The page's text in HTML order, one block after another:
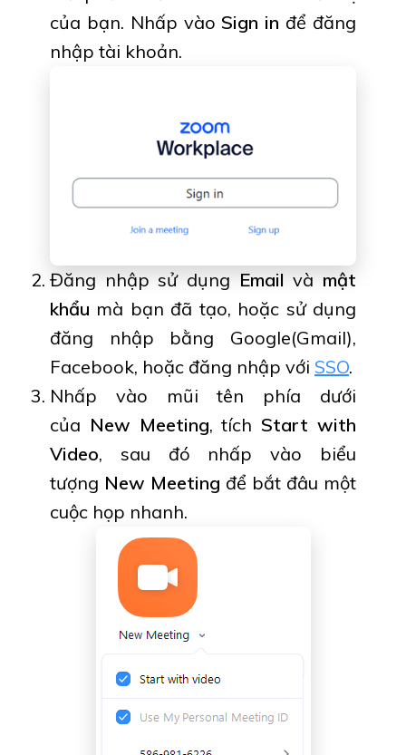
của bạn. Nhấp vào Sign in để đăng
nhập tài khoản.
Đăng nhập sử dụng Email vàmật
khẩu mà bạn đã tạo, hoặc sử dụng
đăng nhập bằng Google(Gmail),
Facebook, hoặc đăng nhập với SSO.
Nhấp vào mũi tên phía dưới
của New Meeting, tích Start with
Video, sau đó nhấp vào biểu
tượng New Meeting để bắt đâu một
cuộc họp nhanh.